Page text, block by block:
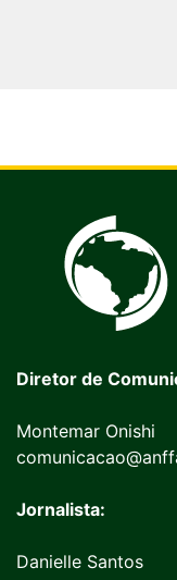
Diretor de
Montemar Onishi
Jornalista:
Danielle Santos